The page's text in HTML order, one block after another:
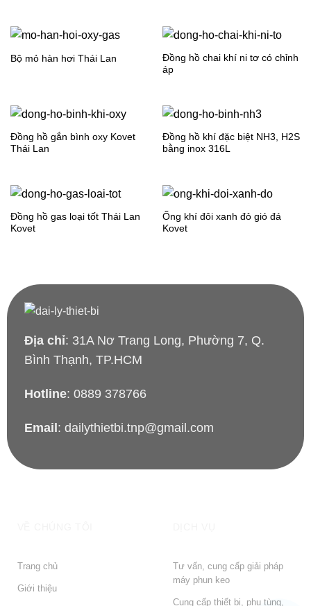
3₫.
Bộ mỏ hàn hơi Thái Lan
Đồng hồ chai khí ni tơ có chỉnh
áp
Đồng hồ gắn bình oxy Kovet
Thái Lan
Đồng hồ khí đặc biệt NH3, H2S
bằng inox 316L
Đồng hồ gas loại tốt Thái Lan
Kovet
Ống khí đôi xanh đỏ gió đá
Kovet
Địa chỉ: 31A Nơ Trang Long, Phường 7, Q.
Bình Thạnh, TP.HCM
Hotline: 0889 378766
Email: dailythietbi.tnp@gmail.com
Trang chủ
Giới thiệu
Tư vấn, cung cấp giải pháp
máy phun keo
Cung cấp thiết bị, phụ tùng,